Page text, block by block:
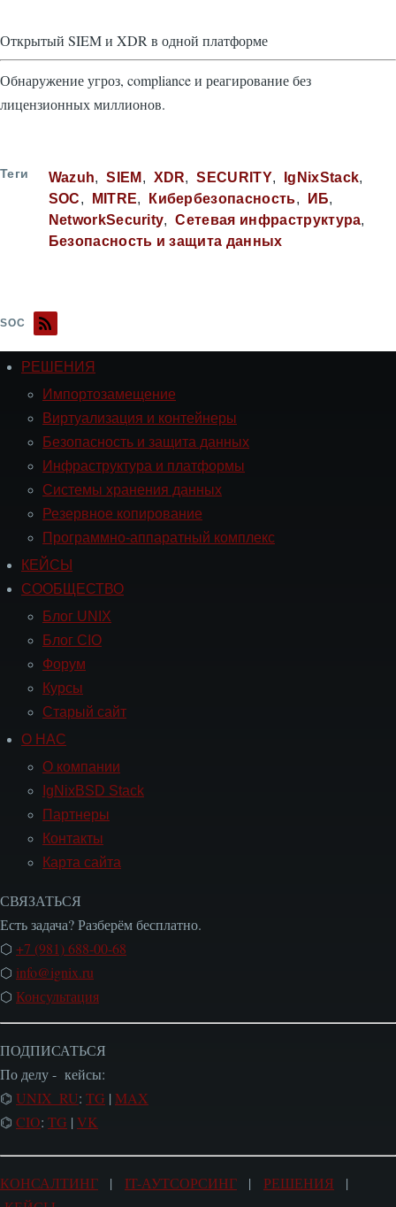
Открытый SIEM и XDR в одной платформе
Обнаружение угроз, compliance и реагирование без
лицензионных миллионов.
Теги Wazuh SIEM XDR SECURITY
IgNixStack
SOC
MITRE Кибербезопасность
ИБ
NetworkSecurity
Сетевая инфраструктура
Безопасность и защита данных
SOC
Навигация
РЕШЕНИЯ
РЕШЕНИЯ
Импортозамещение
Виртуализация и контейнеры
Безопасность и защита данных
Инфраструктура и платформы
Системы хранения данных
Резервное копирование
Программно-аппаратный комплекс
Навигация
СООБЩЕСТВО
КЕЙСЫ
СООБЩЕСТВО
Блог UNIX
Блог CIO
Форум
Курсы
Старый сайт
Навигация
О НАС
О компании
IgNixBSD Stack
Партнеры
Контакты
Карта сайта
СВЯЗАТЬСЯ
Есть задача? Разберём бесплатно.
⬡ +7 (981) 688-00-68
⬡ info@ignix.ru
⬡ Консультация
ПОДПИСАТЬСЯ
По делу - кейсы:
⌬ UNIX_RU: TG | MAX
⌬ CIO: TG | VK
КОНСАЛТИНГ | IT-АУТСОРСИНГ | РЕШЕНИЯ |